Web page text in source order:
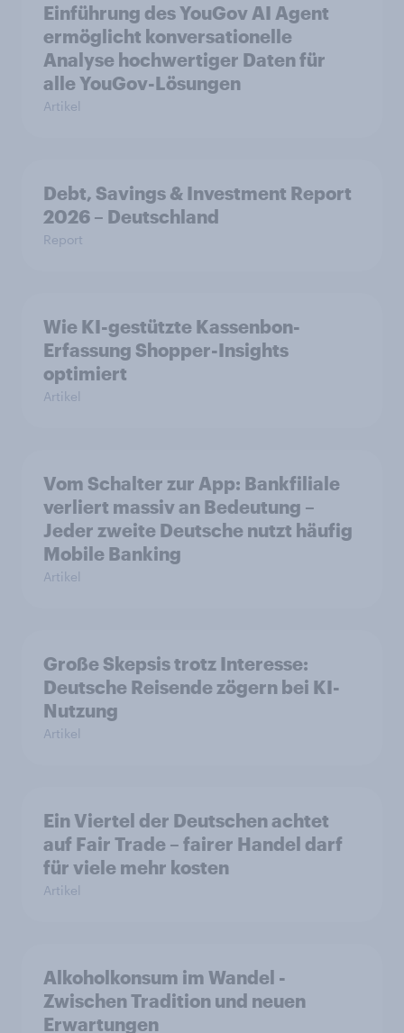
Einführung des YouGov AI Agent
ermöglicht konversationelle
Analyse hochwertiger Daten für
alle YouGov-Lösungen
Artikel
Debt, Savings & Investment Report
2026 – Deutschland
Report
Wie KI-gestützte Kassenbon-
Erfassung Shopper-Insights
optimiert
Artikel
Vom Schalter zur App: Bankfiliale
verliert massiv an Bedeutung –
Jeder zweite Deutsche nutzt häufig
Mobile Banking
Artikel
Große Skepsis trotz Interesse:
Deutsche Reisende zögern bei KI-
Nutzung
Artikel
Ein Viertel der Deutschen achtet
auf Fair Trade – fairer Handel darf
für viele mehr kosten
Artikel
Alkoholkonsum im Wandel​ -
Zwischen Tradition und neuen
Erwartungen